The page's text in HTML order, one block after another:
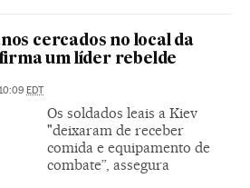
cercados no local da
um líder rebelde
EDT
Os soldados leais a Kiev
"deixaram de receber
comida e equipamento de
combate”, assegura